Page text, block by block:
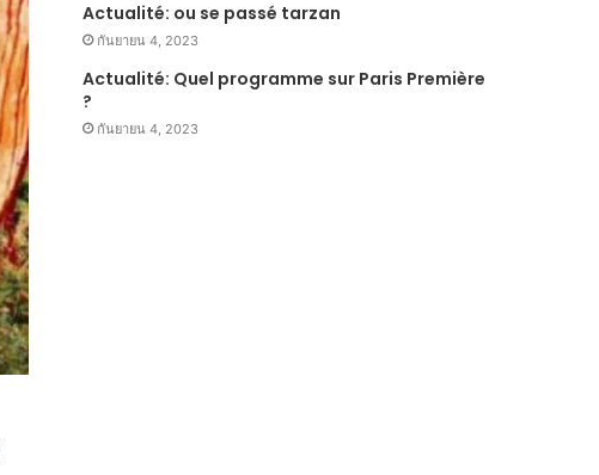
Actualité: ou se passé tarzan
กันยายน 4, 2023
Actualité: Quel programme sur Paris Première
?
กันยายน 4, 2023